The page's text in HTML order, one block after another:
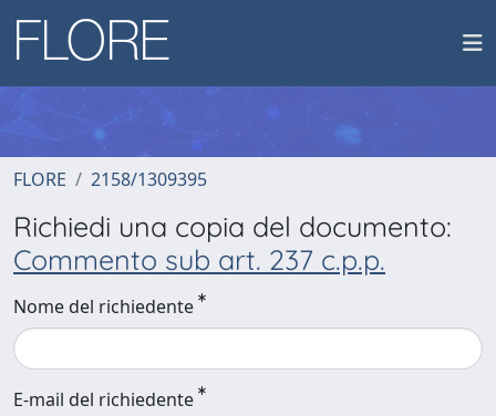
FLORE 2158/1309395
Richiedi una copia del documento:
Commento sub art. 237 c.p.p.
Nome del richiedente
E-mail del richiedente